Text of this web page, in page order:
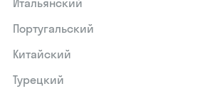
Итальянский
Португальский
Китайский
Турецкий